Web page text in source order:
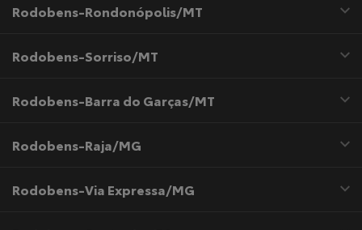
Rodobens-Rondonópolis/MT
Rodobens-Sorriso/MT
Rodobens-Barra do Garças/MT
Rodobens-Raja/MG
Rodobens-Via Expressa/MG